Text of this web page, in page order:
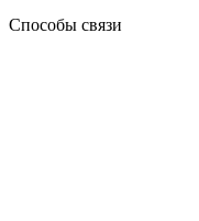
Способы связи